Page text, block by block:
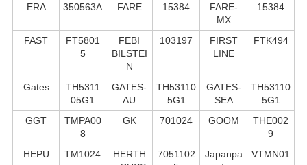
ERA
350563A FARE 15384
FARE-
MX
15384
FAST
FT5801
5
FEBI
BILSTEI
N
103197
FIRST
LINE
FTK494
Gates
TH5311
05G1
GATES-
AU
TH53110
5G1
GATES-
SEA
TH53110
5G1
GGT
TMPA00
8
GK 701024 GOOM
THE002
9
HEPU
TM1024
HERTH
7051102
Japanpa
VTMN01